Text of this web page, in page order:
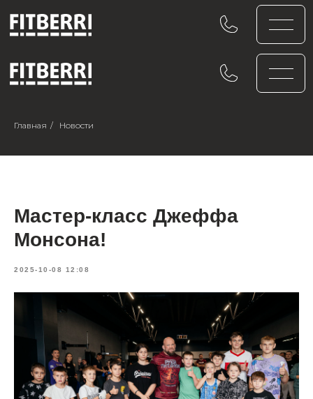
Главная / Новости
Мастер-класс Джеффа
Монсона!
2025-10-08 12:08